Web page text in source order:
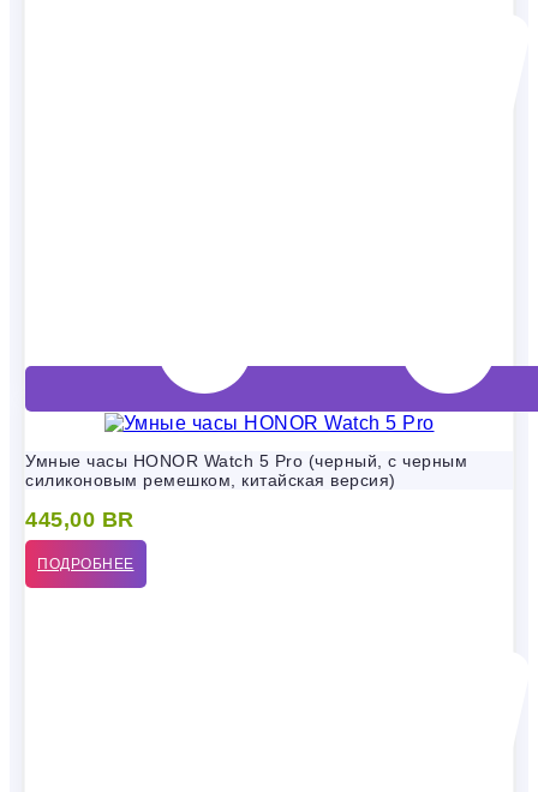
Умные часы HONOR Watch 5 Pro (черный, с черным
силиконовым ремешком, китайская версия)
445,00 BR
ПОДРОБНЕЕ